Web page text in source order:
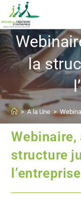
la
> A la Une >
Webinaire,
structure
l’entreprise